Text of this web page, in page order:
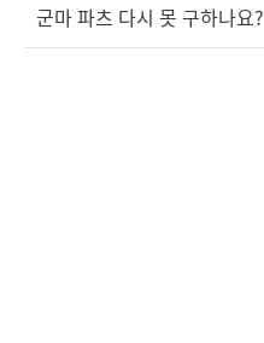
군마 파츠 다시 못 구하나요?